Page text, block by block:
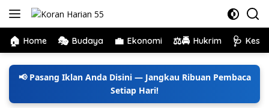
Langsung
🏠 Home 🎭 Budaya 💼 Ekonomi ⚖️🚔 Hukrim 🩺
📢 Pasang Iklan Anda Disini — Jangkau Ribuan Pembaca
Setiap Hari!